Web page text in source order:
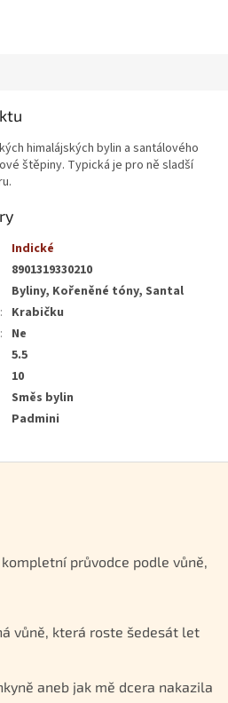
himalájských bylin a santálového
štěpiny. Typická je pro ně sladší
Indické
8901319330210
Byliny, Kořeněné tóny, Santal
: Krabičku
: Ne
5.5
10
Směs bylin
Padmini
průvodce podle vůně,
vůně, která roste šedesát let
aneb jak mě dcera nakazila